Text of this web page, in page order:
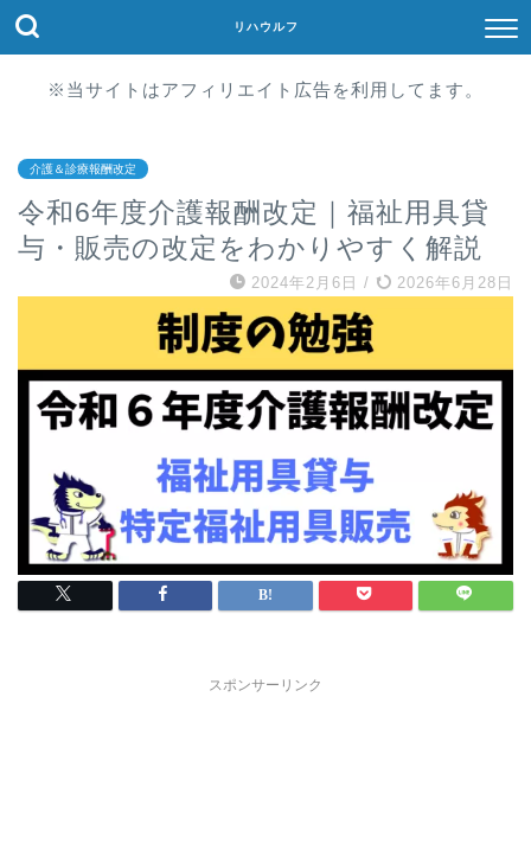
リハウルフ
※当サイトはアフィリエイト広告を利用してます。
介護＆診療報酬改定
令和6年度介護報酬改定｜福祉用具貸
与・販売の改定をわかりやすく解説
2024年2月6日 / 2026年6月28日
スポンサーリンク